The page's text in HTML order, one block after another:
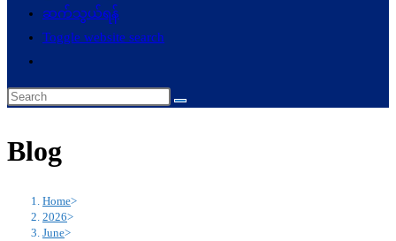
ဆက်သွယ်ရန်
Toggle website search
Blog
Home>
2026>
June>